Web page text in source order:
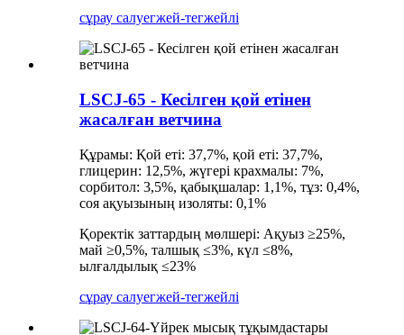
сұрау салуегжей-тегжейлі
LSCJ-65 - Кесілген қой етінен
жасалған ветчина
Құрамы: Қой еті: 37,7%, қой еті: 37,7%,
глицерин: 12,5%, жүгері крахмалы: 7%,
сорбитол: 3,5%, қабықшалар: 1,1%, тұз: 0,4%,
соя ақуызының изоляты: 0,1%
Қоректік заттардың мөлшері: Ақуыз ≥25%,
май ≥0,5%, талшық ≤3%, күл ≤8%,
ылғалдылық ≤23%
сұрау салуегжей-тегжейлі